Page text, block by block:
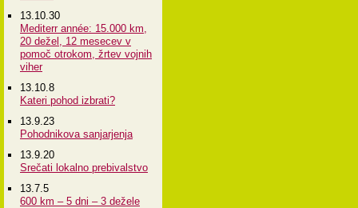
13.10.30
Mediterr année: 15.000 km,
20 dežel, 12 mesecev v
pomoč otrokom, žrtev vojnih
viher
13.10.8
Kateri pohod izbrati?
13.9.23
Pohodnikova sanjarjenja
13.9.20
Srečati lokalno prebivalstvo
13.7.5
600 km – 5 dni – 3 dežele